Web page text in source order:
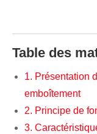
Table des
1. Présentation
emboîtement
2. Principe de
3.